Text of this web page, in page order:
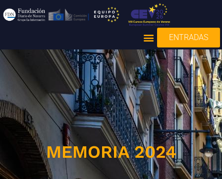
ENTRADAS
MEMORIA 2024